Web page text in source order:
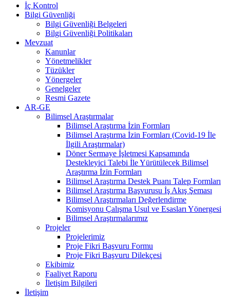
İç Kontrol
Bilgi Güvenliği
Bilgi Güvenliği Belgeleri
Bilgi Güvenliği Politikaları
Mevzuat
Kanunlar
Yönetmelikler
Tüzükler
Yönergeler
Genelgeler
Resmi Gazete
AR-GE
Bilimsel Araştırmalar
Bilimsel Araştırma İzin Formları
Bilimsel Araştırma İzin Formları (Covid-19 İle
İlgili Araştırmalar)
Döner Sermaye İşletmesi Kapsamında
Destekleyici Talebi İle Yürütülecek Bilimsel
Araştırma İzin Formları
Bilimsel Araştırma Destek Puanı Talep Formları
Bilimsel Araştırma Başvurusu İş Akış Şeması
Bilimsel Araştırmaları Değerlendirme
Komisyonu Çalışma Usul ve Esasları Yönergesi
Bilimsel Araştırmalarımız
Projeler
Projelerimiz
Proje Fikri Başvuru Formu
Proje Fikri Başvuru Dilekçesi
Ekibimiz
Faaliyet Raporu
İletişim Bilgileri
İletişim